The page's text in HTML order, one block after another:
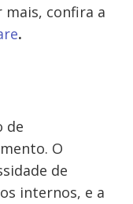
mais, confira a
.
de
O
de
internos, e a